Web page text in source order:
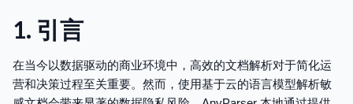
1. 引言
在当今以数据驱动的商业环境中，高效的文档解析对于简化运
营和决策过程至关重要。然而，使用基于云的语言模型解析敏